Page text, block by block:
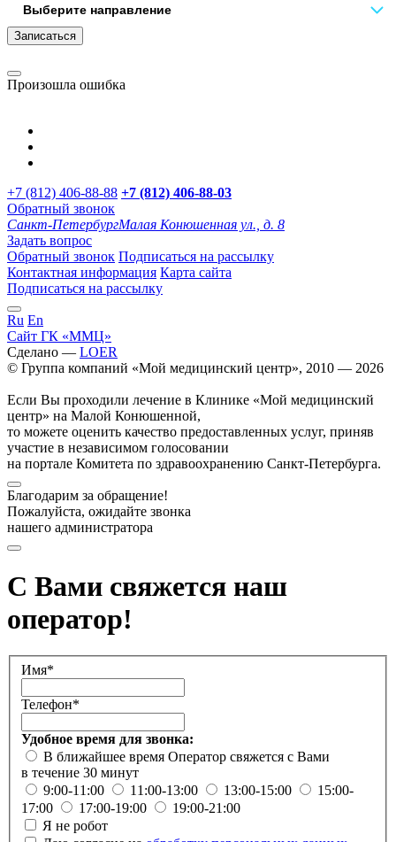
Записаться
Произошла ошибка
+7 (812) 406-88-88 +7 (812) 406-88-03
Обратный звонок
Санкт-ПетербургМалая Конюшенная ул., д. 8
Задать вопрос
Обратный звонок Подписаться на рассылку
Контактная информация Карта сайта
Подписаться на рассылку
Ru En
Сайт ГК «ММЦ»
Сделано — LOER
© Группа компаний «Мой медицинский центр», 2010 — 2026
Если Вы проходили лечение в Клинике «Мой медицинский
центр» на Малой Конюшенной,
то можете оценить качество предоставленных услуг, приняв
участие в независимом голосовании
на портале Комитета по здравоохранению Санкт-Петербурга.
Благодарим за обращение!
Пожалуйста, ожидайте звонка
нашего администратора
С Вами свяжется наш
оператор!
Имя*
Телефон*
Удобное время для звонка:
В ближайшее время Оператор свяжется с Вами
в течение 30 минут
9:00-11:00
11:00-13:00 13:00-15:00
15:00-
17:00
17:00-19:00
19:00-21:00
Я не робот